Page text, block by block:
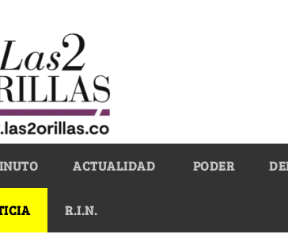
ACTUALIDAD PODER
R.I.N.